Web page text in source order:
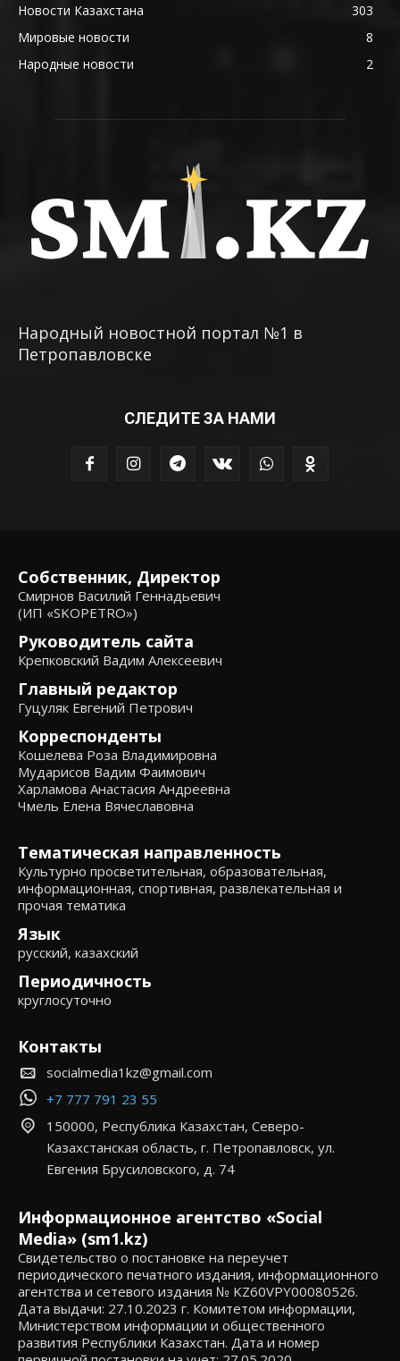
Новости Казахстана
303
Мировые новости
8
Народные новости
2
Народный новостной портал №1 в
Петропавловске
СЛЕДИТЕ ЗА НАМИ
Собственник, Директор
Смирнов Василий Геннадьевич
(ИП «SKOPETRO»)
Руководитель сайта
Крепковский Вадим Алексеевич
Главный редактор
Гуцуляк Евгений Петрович
Корреспонденты
Кошелева Роза Владимировна
Мударисов Вадим Фаимович
Харламова Анастасия Андреевна
Чмель Елена Вячеславовна
Тематическая направленность
Культурно просветительная, образовательная,
информационная, спортивная, развлекательная и
прочая тематика
Язык
русский, казахский
Периодичность
круглосуточно
Контакты
socialmedia1kz@gmail.com
+7 777 791 23 55
150000, Республика Казахстан, Северо-
Казахстанская область, г. Петропавловск, ул.
Евгения Брусиловского, д. 74
Информационное агентство «Social
Media» (sm1.kz)
Свидетельство о постановке на переучет
периодического печатного издания, информационного
агентства и сетевого издания № KZ60VPY00080526.
Дата выдачи: 27.10.2023 г. Комитетом информации,
Министерством информации и общественного
развития Республики Казахстан. Дата и номер